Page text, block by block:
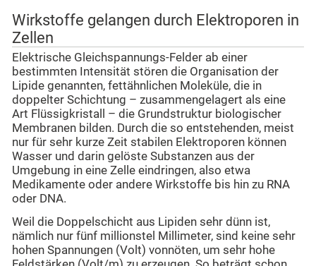
Wirkstoffe gelangen durch Elektroporen in
Zellen
Elektrische Gleichspannungs-Felder ab einer
bestimmten Intensität stören die Organisation der
Lipide genannten, fettähnlichen Moleküle, die in
doppelter Schichtung – zusammengelagert als eine
Art Flüssigkristall – die Grundstruktur biologischer
Membranen bilden. Durch die so entstehenden, meist
nur für sehr kurze Zeit stabilen Elektroporen können
Wasser und darin gelöste Substanzen aus der
Umgebung in eine Zelle eindringen, also etwa
Medikamente oder andere Wirkstoffe bis hin zu RNA
oder DNA.
Weil die Doppelschicht aus Lipiden sehr dünn ist,
nämlich nur fünf millionstel Millimeter, sind keine sehr
hohen Spannungen (Volt) vonnöten, um sehr hohe